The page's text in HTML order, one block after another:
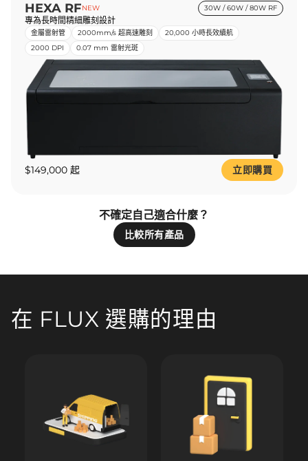
HEXA RFNEW 30W / 60W / 80W RF
專為長時間精細雕刻設計
金屬雷射管 2000mm/s 超高速雕刻
20,000 小時長效續航
2000 DPI
0.07 mm 雷射光斑
$149,000 起 立即購買
不確定自己適合什麼？
比較所有產品
在 FLUX 選購的理由